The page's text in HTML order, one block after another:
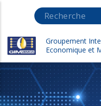
principal
Groupement
Economique et